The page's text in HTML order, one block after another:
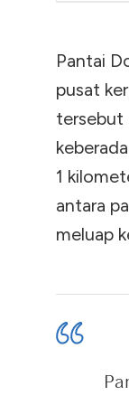
Pantai
pusat
tersebut
1
antara
meluap